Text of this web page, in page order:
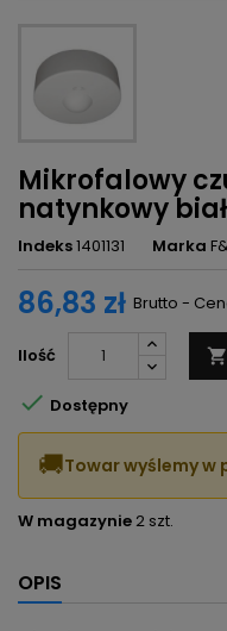
Mikrofalowy
natynkowy
Indeks1401131 Marka
86,83 zł Brutto -
Ilość 
 Dostępny
🚚Towar wyślemy w
W magazynie 2 szt.
OPIS